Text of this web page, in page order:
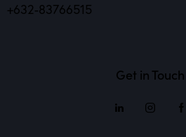
+632-83766515
Get in Touch